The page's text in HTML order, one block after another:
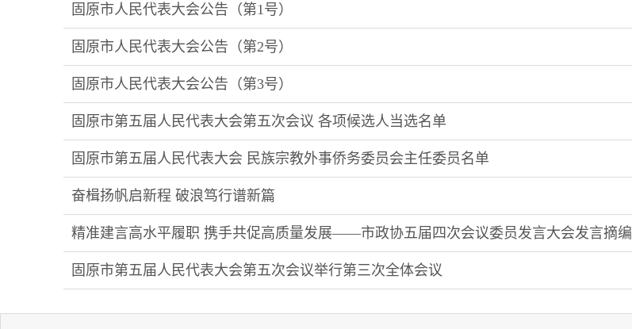
固原市人民代表大会公告（第1号）
固原市人民代表大会公告（第2号）
固原市人民代表大会公告（第3号）
固原市第五届人民代表大会第五次会议 各项候选人当选名单
固原市第五届人民代表大会 民族宗教外事侨务委员会主任委员名单
奋楫扬帆启新程 破浪笃行谱新篇
精准建言高水平履职 携手共促高质量发展——市政协五届四次会议委员发言大会发言摘编
固原市第五届人民代表大会第五次会议举行第三次全体会议